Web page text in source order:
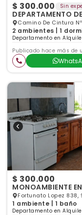
$ 300.000 Sin
DEPARTAMENTO
Camino De Cintura
2 ambientes | 1
Departamento en
Publicado hace más de
$ 300.000
MONOAMBIENTE
Fortunato Lopez 838,
1 ambiente | 1 baño
Departamento en